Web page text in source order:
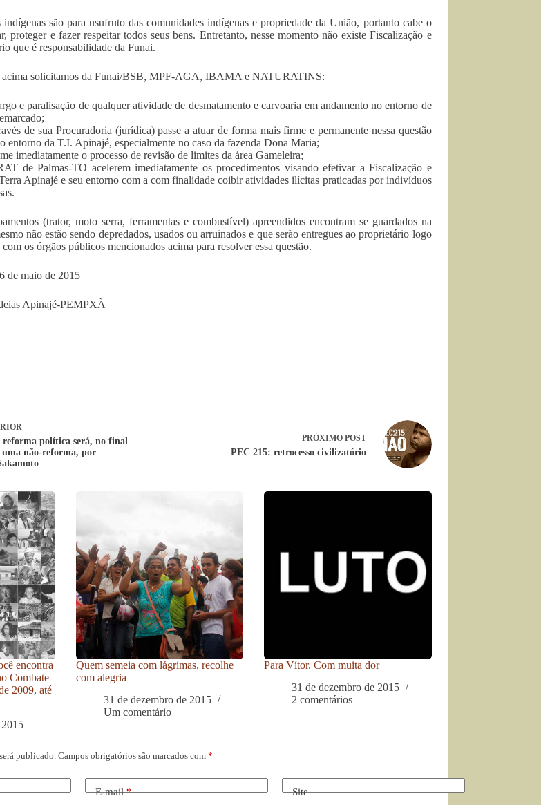
indígenas são para usufruto das comunidades indígenas e propriedade da União, portanto cabe o
proteger e fazer respeitar todos seus bens. Entretanto, nesse momento não existe Fiscalização e
que é responsabilidade da Funai.
acima solicitamos da Funai/BSB, MPF-AGA, IBAMA e NATURATINS:
e paralisação de qualquer atividade de desmatamento e carvoaria em andamento no entorno de
de sua Procuradoria (jurídica) passe a atuar de forma mais firme e permanente nessa questão
entorno da T.I. Apinajé, especialmente no caso da fazenda Dona Maria;
imediatamente o processo de revisão de limites da área Gameleira;
de Palmas-TO acelerem imediatamente os procedimentos visando efetivar a Fiscalização e
Apinajé e seu entorno com a com finalidade coibir atividades ilícitas praticadas por indivíduos
(trator, moto serra, ferramentas e combustível) apreendidos encontram se guardados na
não estão sendo depredados, usados ou arruinados e que serão entregues ao proprietário logo
os órgãos públicos mencionados acima para resolver essa questão.
de maio de 2015
Apinajé-PEMPXÀ
reforma política será, no final
uma não-reforma, por
PRÓXIMO POST
PEC 215: retrocesso civilizatório
encontra
Combate
2009, até
Quem semeia com lágrimas, recolhe
com alegria
31 de dezembro de 2015
Um comentário
Para Vítor. Com muita dor
31 de dezembro de 2015
2 comentários
publicado. Campos obrigatórios são marcados com *
E-mail* Site